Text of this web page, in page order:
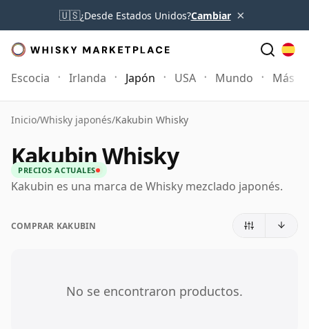
🇺🇸¿Desde Estados Unidos?Cambiar ×
Escocia Irlanda Japón USA Mundo Más
Inicio/Whisky japonés/Kakubin Whisky
Kakubin Whisky
PRECIOS ACTUALES
Kakubin es una marca de Whisky mezclado japonés.
COMPRAR KAKUBIN
No se encontraron productos.